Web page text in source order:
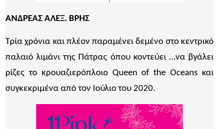
ΑΝΔΡΕΑΣ ΑΛΕΞ. ΒΡΗΣ
Τρία χρόνια και πλέον παραμένει δεμένο στο κεντρικό
παλαιό λιμάνι της Πάτρας όπου κοντεύει …να βγάλει
ρίζες το κρουαζιερόπλοιο Queen of the Oceans και
συγκεκριμένα από τον Ιούλιο του 2020.